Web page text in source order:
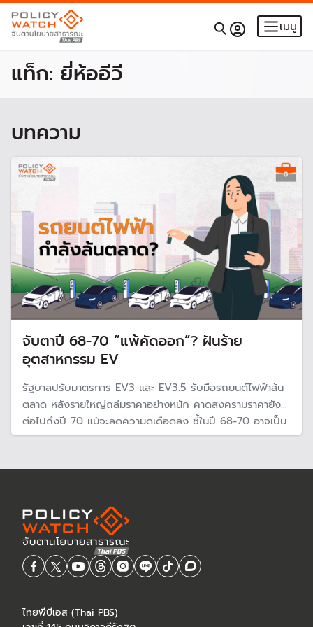
เมนู
แท็ก: ยี่ห้ออีวี
บทความ
จับตาปี 68-70 “แพ้คัดออก”? ฝันร้าย
อุตสาหกรรม EV
รัฐบาลปรับมาตรการ EV3 และ EV3.5 รับมือรถยนต์ไฟฟ้าล้น
ตลาด หลังรายใหญ่ถล่มราคาอย่างหนัก คาดสงครามราคายังมี
ต่อไปถึงปี 70 แม้จะลดความดุเดือดลง ชี้ในปี 68-70 อาจเป็น
ฝันร้าย เป็นช่วง “การแข่งขันแบบคัดออก” ของอุตสาหกรรมอี
ไทยพีบีเอส (Thai PBS)